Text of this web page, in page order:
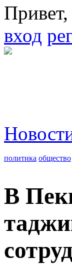
Привет,
вход
политика общество
В